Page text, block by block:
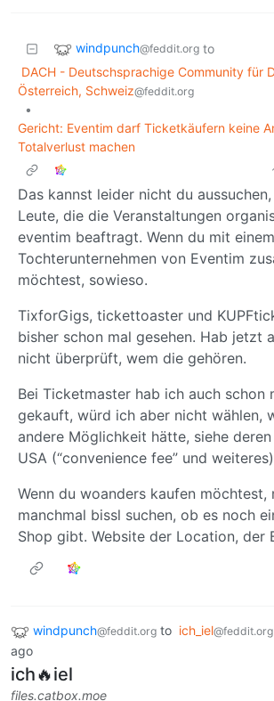
windpunch@feddit.org to
DACH - Deutschsprachige Community für
Österreich, Schweiz@feddit.org
•
Gericht: Eventim darf Ticketkäufern keine
Totalverlust machen
Das kannst leider nicht du
Leute, die die Veranstaltungen
eventim beaftragt. Wenn du mit einem
Tochterunternehmen von Eventim
möchtest, sowieso.
TixforGigs, tickettoaster und
bisher schon mal gesehen. Hab jetzt
nicht überprüft, wem die gehören.
Bei Ticketmaster hab ich auch schon
gekauft, würd ich aber nicht wählen,
andere Möglichkeit hätte, siehe
USA (“convenience fee” und
Wenn du woanders kaufen möchtest,
manchmal bissl suchen, ob es noch
Shop gibt. Website der Location, der
windpunch@feddit.org to ich_iel@feddit.org
ago
ich🔥iel
files.catbox.moe